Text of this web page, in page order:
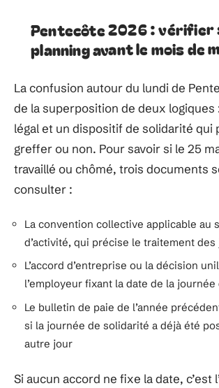
Pentecôte 2026 : vérifier
planning avant le mois de
La confusion autour du lundi de
de la superposition de deux
légal et un dispositif de solidarité qui
greffer ou non. Pour savoir si le 25
travaillé ou chômé, trois documents
consulter :
La convention collective applicable au
d’activité, qui précise le traitement
L’accord d’entreprise ou la décision
l’employeur fixant la date de la
Le bulletin de paie de l’année
si la journée de solidarité a déjà été
autre jour
Si aucun accord ne fixe la date, c’est